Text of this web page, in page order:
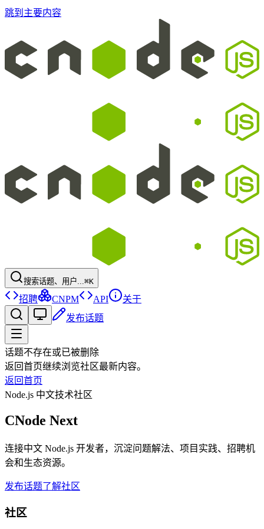
跳到主要内容
搜索话题、用户...⌘K
招聘 CNPM API
关于
发布话题
话题不存在或已被删除
返回首页继续浏览社区最新内容。
返回首页
Node.js 中文技术社区
CNode Next
连接中文 Node.js 开发者，沉淀问题解法、项目实践、招聘机
会和生态资源。
发布话题了解社区
社区